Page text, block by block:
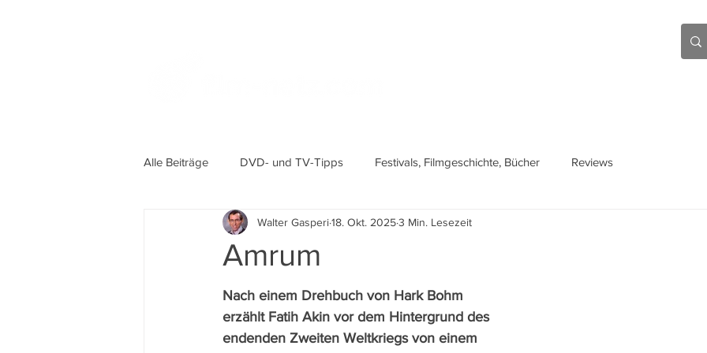
Alle Beiträge DVD- und TV-Tipps Festivals, Filmgeschichte, Bücher Reviews
Amrum
Walter Gasperi18. Okt. 20253 Min. Lesezeit
Nach einem Drehbuch von Hark Bohm
erzählt Fatih Akin vor dem Hintergrund des
endenden Zweiten Weltkriegs von einem